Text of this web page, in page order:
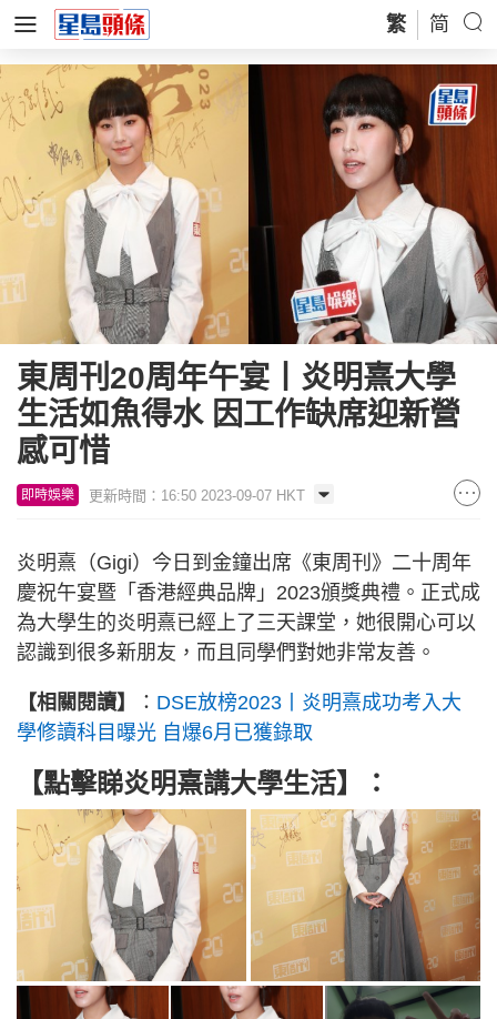
繁 简
東周刊20周年午宴丨炎明熹大學
生活如魚得水 因工作缺席迎新營
感可惜
即時娛樂 更新時間：16:50 2023-09-07 HKT
炎明熹（Gigi）今日到金鐘出席《東周刊》二十周年
慶祝午宴暨「香港經典品牌」2023頒獎典禮。正式成
為大學生的炎明熹已經上了三天課堂，她很開心可以
認識到很多新朋友，而且同學們對她非常友善。
【相關閱讀】 ： DSE放榜2023丨炎明熹成功考入大
學修讀科目曝光 自爆6月已獲錄取
【點擊睇炎明熹講大學生活】：